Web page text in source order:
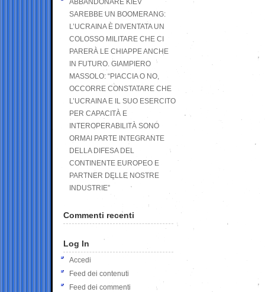
ABBANDONARE KIEV
SAREBBE UN BOOMERANG:
L’UCRAINA È DIVENTATA UN
COLOSSO MILITARE CHE CI
PARERÀ LE CHIAPPE ANCHE
IN FUTURO. GIAMPIERO
MASSOLO: “PIACCIA O NO,
OCCORRE CONSTATARE CHE
L’UCRAINA E IL SUO ESERCITO
PER CAPACITÀ E
INTEROPERABILITÀ SONO
ORMAI PARTE INTEGRANTE
DELLA DIFESA DEL
CONTINENTE EUROPEO E
PARTNER DELLE NOSTRE
INDUSTRIE”
Commenti recenti
Log In
Accedi
Feed dei contenuti
Feed dei commenti